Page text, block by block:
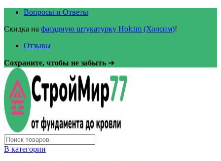
Вопросы и Ответы
Скидка на фасадную штукатурку Holcim (Холсим)!
Отзывы
Сохраните, чтобы не забыть ➜
В категории